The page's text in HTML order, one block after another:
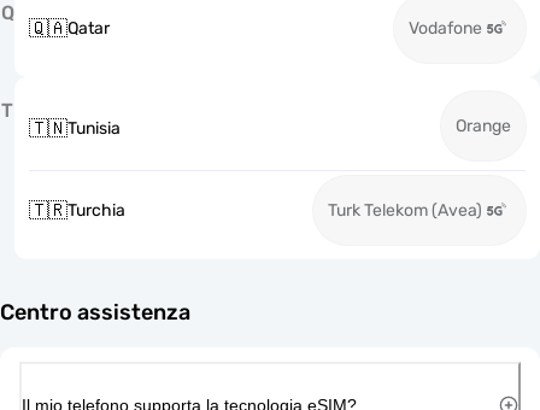
Q
🇶🇦Qatar Vodafone
T
🇹🇳Tunisia Orange
🇹🇷Turchia Turk Telekom (Avea)
Centro assistenza
Il mio telefono supporta la tecnologia eSIM?